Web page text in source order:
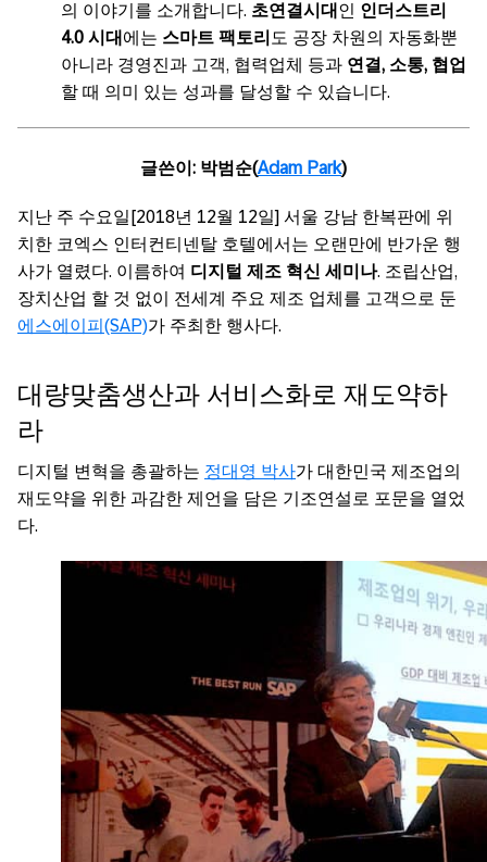
의 이야기를 소개합니다. 초연결시대 인 인더스트리
4.0 시대 에는 스마트 팩토리 도 공장 차원의 자동화뿐
아니라 경영진과 고객, 협력업체 등과 연결, 소통, 협업
할 때 의미 있는 성과를 달성할 수 있습니다.
글쓴이: 박범순(Adam Park)
지난 주 수요일[2018년 12월 12일] 서울 강남 한복판에 위
치한 코엑스 인터컨티넨탈 호텔에서는 오랜만에 반가운 행
사가 열렸다. 이름하여 디지털 제조 혁신 세미나. 조립산업,
장치산업 할 것 없이 전세계 주요 제조 업체를 고객으로 둔
에스에이피(SAP)가 주최한 행사다.
대량맞춤생산과 서비스화로 재도약하
라
디지털 변혁을 총괄하는 정대영 박사가 대한민국 제조업의
재도약을 위한 과감한 제언을 담은 기조연설로 포문을 열었
다.